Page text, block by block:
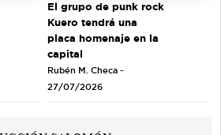
El grupo de punk rock
Kuero tendrá una
placa homenaje en la
capital
Rubén M. Checa -
27/07/2026